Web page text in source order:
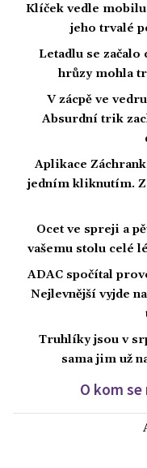
Klíček vedle
jeho trvalé
Letadlu se začalo
hrůzy mohla
V zácpě ve
Absurdní trik
Aplikace
jedním kliknutím.
Ocet ve spreji a
vašemu stolu celé
ADAC spočítal
Nejlevnější vyjde
Truhlíky jsou v
sama jim už
O kom